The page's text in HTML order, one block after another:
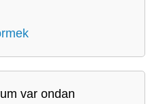
var ondan